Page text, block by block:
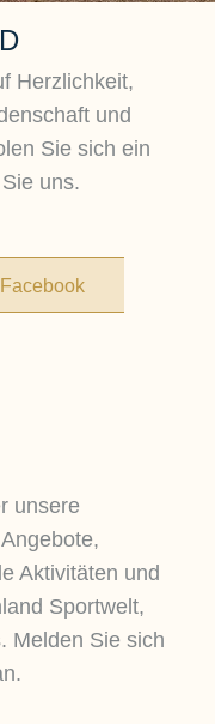
Herzlichkeit,
und
Sie sich ein
uns.
Facebook
unsere
Aktivitäten und
Sportwelt,
Melden Sie sich